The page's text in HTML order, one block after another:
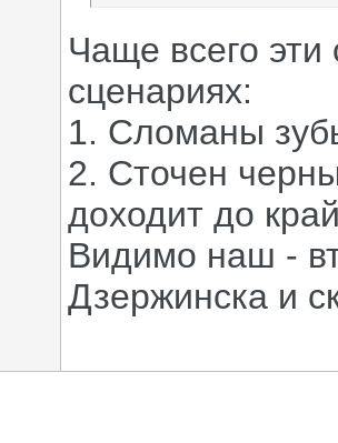
Чаще всего
сценариях:
1. Сломаны
2. Сточен
доходит до
Видимо наш -
Дзержинска и